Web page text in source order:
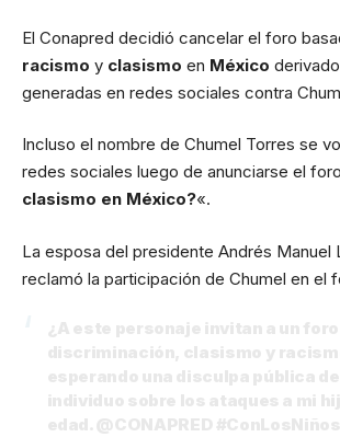
El Conapred decidió cancelar el foro
racismo y clasismo en México
generadas en redes sociales contra
Incluso el nombre de Chumel Torres se
redes sociales luego de anunciarse el
clasismo en México?«.
La esposa del presidente Andrés Manuel
reclamó la participación de Chumel en el